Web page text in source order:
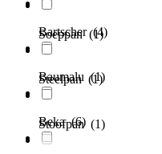
Bartscher(4)
Baumalu(1)
Beka(6)
Soeppan(1)
Steelpan (1)
Stoofpan (1)